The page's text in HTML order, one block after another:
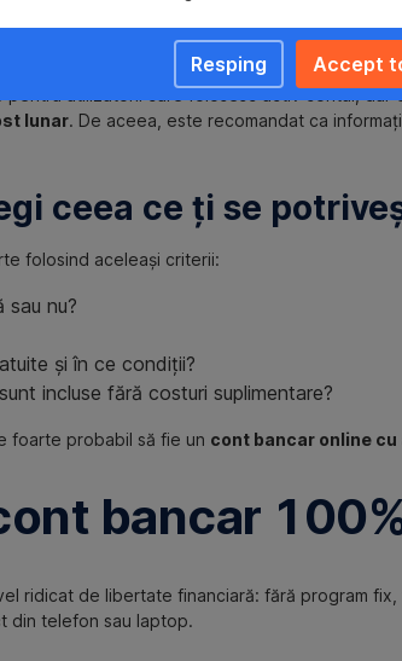
de pachetul ales. Dacă această condiție
Standard, 30 lei pentru Gold, 50 lei pentru
utilizatorii care folosesc activ contul,
lunar. De aceea, este recomandat ca
ceea ce ți se
folosind aceleași criterii:
sau nu?
și în ce condiții?
incluse fără costuri suplimentare?
foarte probabil să fie un cont bancar online
bancar
ridicat de libertate financiară: fără program
din telefon sau laptop.
Resping Accept